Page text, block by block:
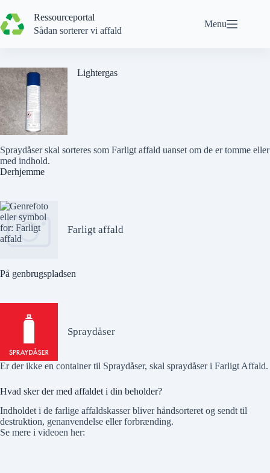
til
indhold
Ressourceportal
Sådan sorterer vi affald
Menu
Lightergas
Spraydåser skal sorteres som Farligt affald uanset om de er tomme eller
med indhold.
Derhjemme
Farligt affald
På genbrugspladsen
Spraydåser
Er derikke en container til Spraydåser, skal spraydåser i Farligt Affald.
Hvad sker der med affaldet i din beholder?
Indholdet i de farlige affaldskasser bliver håndsorteret og sendt til
destruktion, genanvendelse eller forbrænding.
Se mere i videoen her: